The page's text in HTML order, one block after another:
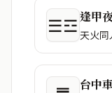
☰☲逢甲
天火同
台中